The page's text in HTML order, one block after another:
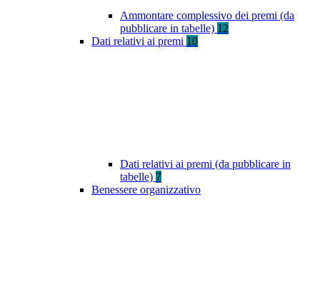
Ammontare complessivo dei premi (da
pubblicare in tabelle) 12
Dati relativi ai premi 10
Dati relativi ai premi (da pubblicare in
tabelle) 7
Benessere organizzativo